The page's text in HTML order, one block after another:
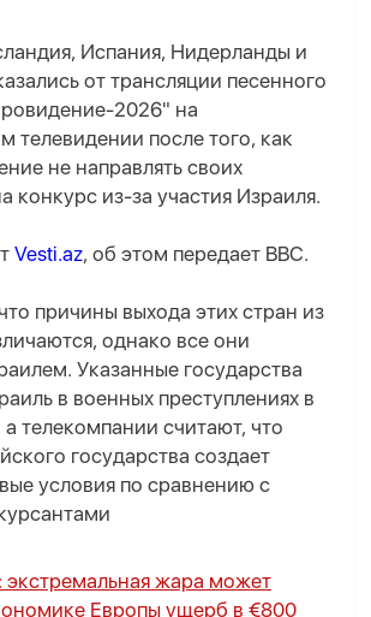
Испания, Нидерланды и
от трансляции песенного
2026" на
телевидении после того, как
не направлять своих
конкурс из-за участия Израиля.
Vesti.az, об этом передает BBC.
причины выхода этих стран из
однако все они
Указанные государства
в военных преступлениях в
а телекомпании считают, что
государства создает
условия по сравнению с
экстремальная жара может
Европы ущерб в €800